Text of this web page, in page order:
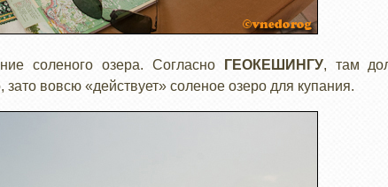
соленого озера. Согласно ГЕОКЕШИНГУ, там
вовсю «действует» соленое озеро для купания.